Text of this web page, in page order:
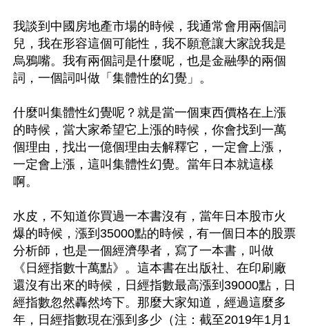
我談到中國房地產市場的時候，我通常會用兩個詞
兒，我在形容這個可能性，我不願意讓大家說我是
烏鴉嘴。我有兩個詞是什麼呢，也是金融學的兩個
詞，一個詞叫做「集體性的幻覺」。
什麼叫集體性幻覺呢？就是當一個東西價格在上漲
的時候，當大家希望它上漲的時候，你會找到一萬
個理由，找出一億個理由去解釋它，一定會上漲，
一定會上漲，這叫集體性幻覺。當年日本就這樣
啊。
水皮，不知道你買過一本書沒有，當年日本股市火
爆的時候，漲到35000點的時候，有一個日本的股票
分析師，也是一個經濟學者，寫了一本書，叫做
《日經指數十萬點》。這本書在出版社、在印刷廠
還沒有出來的時候，日經指數最高漲到39000點，日
經指數忽然轟然垮下。那麼大家知道，經過這麼多
年，日經指數現在漲到多少（注：截至2019年1月1